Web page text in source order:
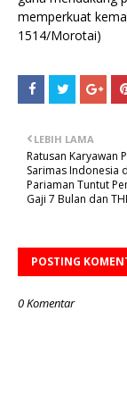
memperkuat
1514/Morotai)
LEBIH LAMA
Ratusan Karyawan
Sarimas Indonesia
Pariaman Tuntut
Gaji 7 Bulan dan
POSTING
0 Komentar